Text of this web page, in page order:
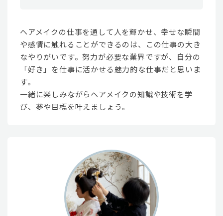
ヘアメイクの仕事を通して人を輝かせ、幸せな瞬間
や感情に触れることができるのは、この仕事の大き
なやりがいです。努力が必要な業界ですが、自分の
「好き」を仕事に活かせる魅力的な仕事だと思いま
す。
一緒に楽しみながらヘアメイクの知識や技術を学
び、夢や目標を叶えましょう。